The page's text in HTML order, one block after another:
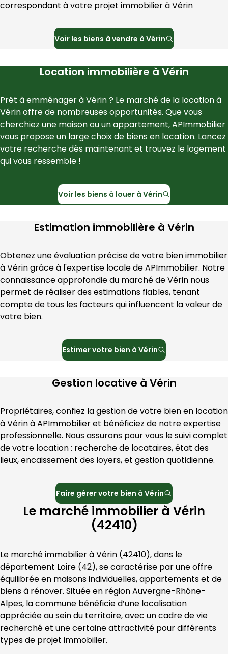
correspondant à votre projet immobilier à Vérin
Voir les biens à vendre àVérin
Location immobilière à Vérin
Prêt à emménager à Vérin
Vérin offre de nombreuses opportunités. Que vous
cherchiez une maison ou un appartement, APImmobilier
vous propose un large choix de biens en location. Lancez
votre recherche dès maintenant et trouvez le logement
qui vous ressemble !
Voir les biens à louer à Vérin
Estimation immobilière à Vérin
Obtenez une évaluation précise de votre bien immobilier
à Vérin grâce à l'expertise locale de APImmobilier. Notre
connaissance approfondie du marché de Vérin nous
permet de réaliser des estimations fiables, tenant
compte de tous les facteurs qui influencent la valeur de
votre bien.
Estimer votre bien à Vérin
Gestion locative à Vérin
Propriétaires, confiez la gestion de votre bien en location
à Vérin à APImmobilier et bénéficiez de notre expertise
professionnelle. Nous assurons pour vous le suivi complet
de votre location : recherche de locataires, état des
lieux, encaissement des loyers, et gestion quotidienne.
Faire gérer votre bien àVérin
Le marché immobilier à Vérin
(42410)
Le marché immobilier à Vérin (42410), dans le
département Loire (42), se caractérise par une offre
équilibrée en maisons individuelles, appartements et de
biens à rénover. Située en région Auvergne-Rhône-
Alpes, la commune bénéficie d’une localisation
appréciée au sein du territoire, avec un cadre de vie
recherché et une certaine attractivité pour différents
types de projet immobilier.